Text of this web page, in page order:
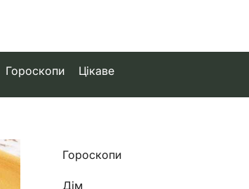
Гороскопи Цікаве
Гороскопи
Дім